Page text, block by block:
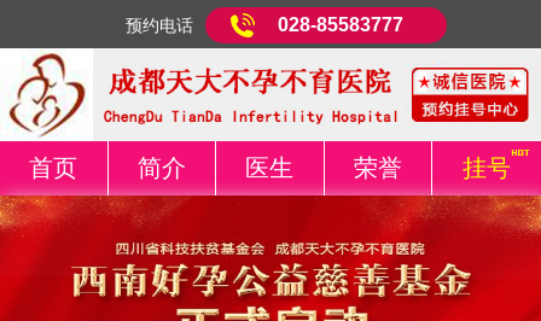
预约电话 028-85583777
首页 简介 医生 荣誉 挂号